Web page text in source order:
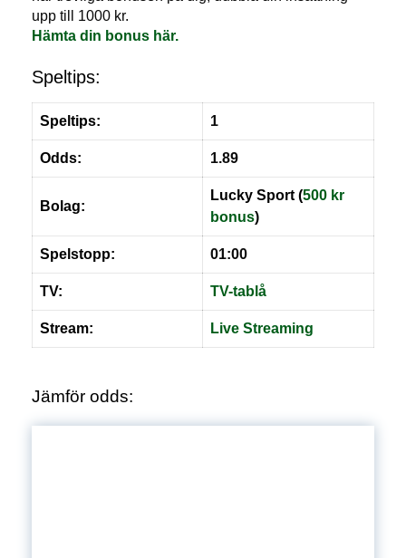
upp till 1000 kr.
Hämta din bonus här.
Speltips:
Speltips: 1
Odds: 1.89
Bolag:
Lucky Sport (500 kr
bonus)
Spelstopp: 01:00
TV: TV-tablå
Stream: Live Streaming
Jämför odds: